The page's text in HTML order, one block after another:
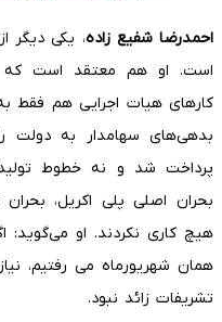
احمدرضا شفیع زاده، یکی دیگر
است. او هم معتقد است که
کارهای هیات اجرایی هم فقط
بدهی‌های سهامدار به دولت
پرداخت شد و نه خطوط
بحران اصلی پلی اکریل،
هیچ کاری نکردند. او می‌گوید:
همان شهریورماه می رفتیم،
تشریفات زائد نبود.